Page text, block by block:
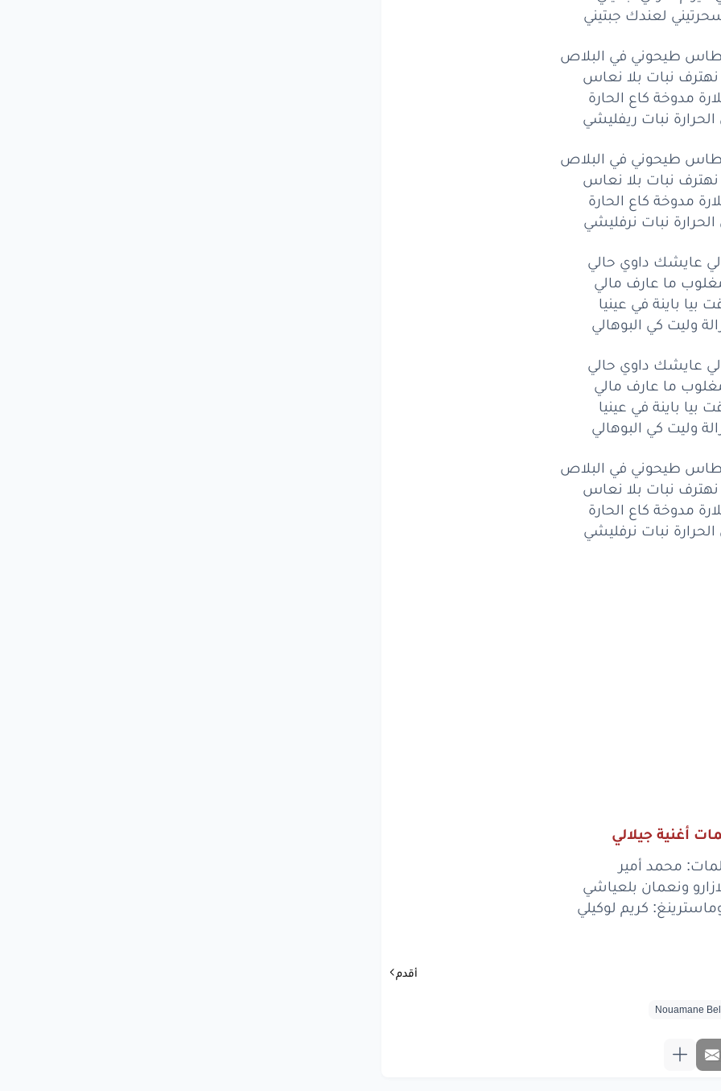
تقوليتبغيني
لعندكجبتيني
طيحونيفي البلاص
نباتبلانعاس
مدوخةكاعالحارة
نباتريفليشي
طيحوني
في البلاص
نباتبلانعاس
مدوخةكاعالحارة
نبات
نرفليشي
عايشكداويحالي
ما عارفمالي
وليتكي البوهالي
عايشكداويحالي
www.lyrics-
لعندك جبتيني
طيحوني في البلاص
نهترف نبات بلا نعاس
مدوخة كاع الحارة
نبات ريفليشي
طيحوني في البلاص
نهترف نبات بلا نعاس
مدوخة كاع الحارة
نبات نرفليشي
عايشك داوي حالي
ما عارف مالي
بيا باينة في عينيا
وليت كي البوهالي
عايشك داوي حالي
ما عارف مالي
بيا باينة في عينيا
وليت كي البوهالي
طيحوني في البلاص
نهترف نبات بلا نعاس
مدوخة كاع الحارة
نبات نرفليشي
أغنية جيلالي
محمد أمير
ونعمان بلعياشي
كريم لوكيلي
أقدم